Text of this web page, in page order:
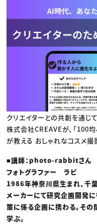
C＆R Magazine
映像
広告
出版
CREATIVE VILLAGE
プロフェッシ
クリエイターとの共創を通じ
株式会社CREAVEが、「100
が教える おしゃれなコスメ撮
■講師：photo-rabbitさん
フォトグラファー ラビ
1986年神奈川県生まれ、千
メーカーにて研究企画開発
策に係る企画に携わる。その
学ぶ。